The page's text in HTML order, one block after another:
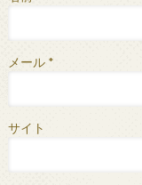
メール *
サイト